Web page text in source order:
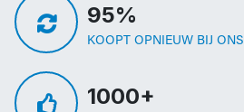
95%
KOOPT OPNIEUW BIJ ONS
1000+